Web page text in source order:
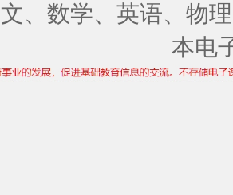
、数学、英语、物
本电